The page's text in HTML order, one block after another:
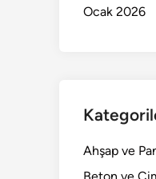
Ocak 2026
Ahşap ve